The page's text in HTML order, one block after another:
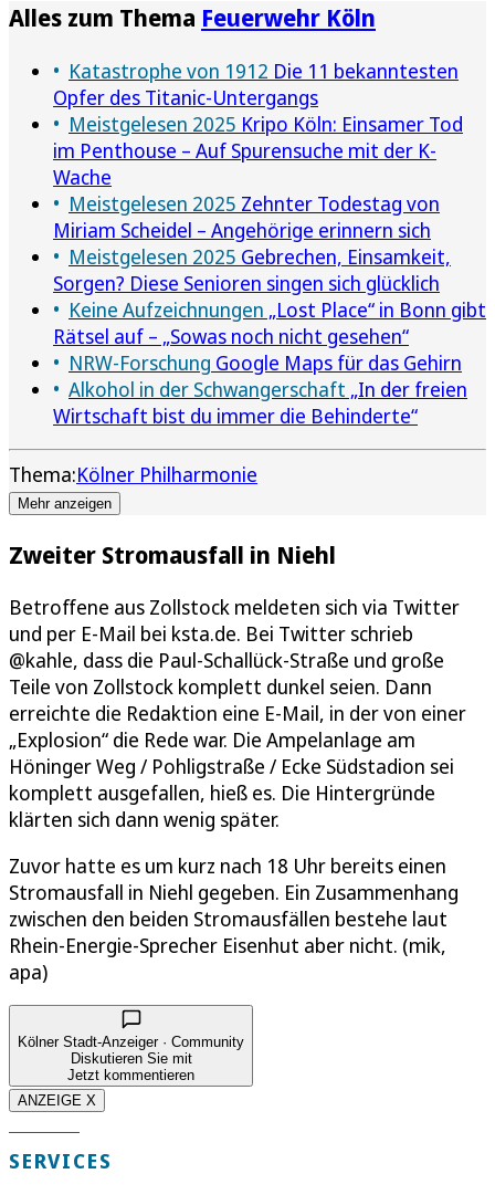
Alles zum Thema Feuerwehr Köln
Katastrophe von 1912 Die 11 bekanntesten
Opfer des Titanic-Untergangs
Meistgelesen 2025 Kripo Köln: Einsamer Tod
im Penthouse – Auf Spurensuche mit der K-
Wache
Meistgelesen 2025 Zehnter Todestag von
Miriam Scheidel – Angehörige erinnern sich
Meistgelesen 2025 Gebrechen, Einsamkeit,
Sorgen? Diese Senioren singen sich glücklich
Keine Aufzeichnungen „Lost Place“ in Bonn gibt
Rätsel auf – „Sowas noch nicht gesehen“
NRW-Forschung Google Maps für das Gehirn
Alkohol in der Schwangerschaft „In der freien
Wirtschaft bist du immer die Behinderte“
Thema:Kölner Philharmonie
Mehr anzeigen
Zweiter Stromausfall in Niehl
Betroffene aus Zollstock meldeten sich via Twitter
und per E-Mail bei ksta.de. Bei Twitter schrieb
@kahle, dass die Paul-Schallück-Straße und große
Teile von Zollstock komplett dunkel seien. Dann
erreichte die Redaktion eine E-Mail, in der von einer
„Explosion“ die Rede war. Die Ampelanlage am
Höninger Weg / Pohligstraße / Ecke Südstadion sei
komplett ausgefallen, hieß es. Die Hintergründe
klärten sich dann wenig später.
Zuvor hatte es um kurz nach 18 Uhr bereits einen
Stromausfall in Niehl gegeben. Ein Zusammenhang
zwischen den beiden Stromausfällen bestehe laut
Rhein-Energie-Sprecher Eisenhut aber nicht. (mik,
apa)
Kölner Stadt-Anzeiger · Community
Diskutieren Sie mit
Jetzt kommentieren
ANZEIGE X
SERVICES